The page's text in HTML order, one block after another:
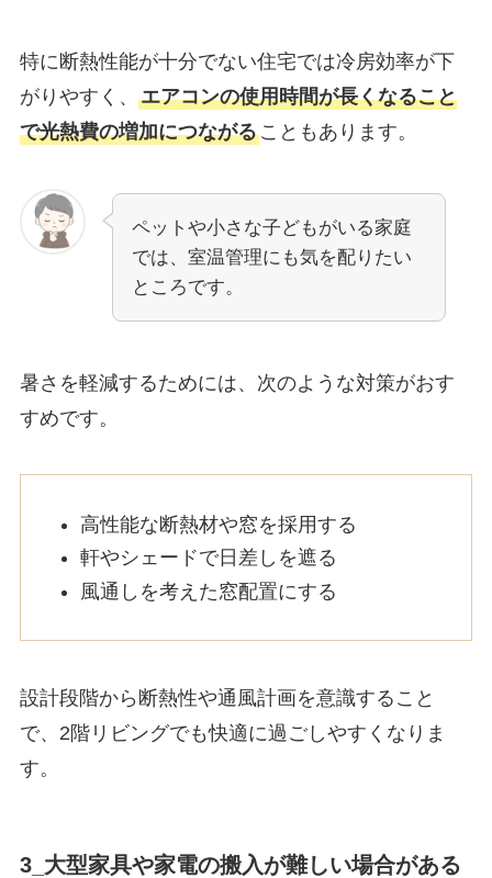
特に断熱性能が十分でない住宅では冷房効率が下
がりやすく、 エアコンの使用時間が長くなること
で光熱費の増加につながることもあります。
ペットや小さな子どもがいる家庭
では、室温管理にも気を配りたい
ところです。
暑さを軽減するためには、次のような対策がおす
すめです。
高性能な断熱材や窓を採用する
軒やシェードで日差しを遮る
風通しを考えた窓配置にする
設計段階から断熱性や通風計画を意識すること
で、2階リビングでも快適に過ごしやすくなりま
す。
3_大型家具や家電の搬入が難しい場合がある